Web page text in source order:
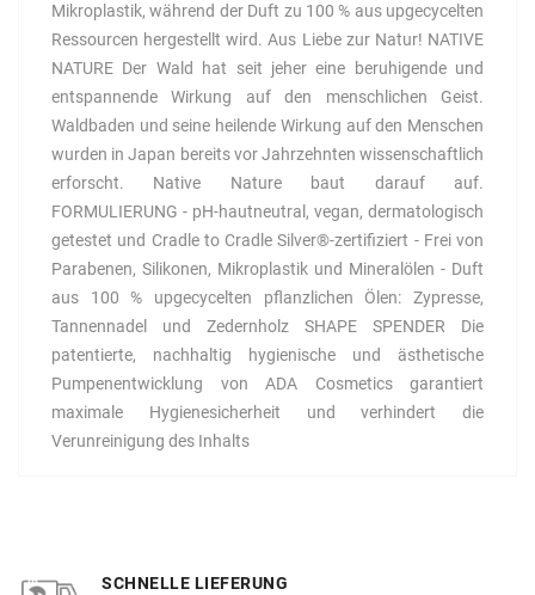
Mikroplastik, während der Duft zu 100 % aus upgecycelten
Ressourcen hergestellt wird. Aus Liebe zur Natur! NATIVE
NATURE Der Wald hat seit jeher eine beruhigende und
entspannende Wirkung auf den menschlichen Geist.
Waldbaden und seine heilende Wirkung auf den Menschen
wurden in Japan bereits vor Jahrzehnten wissenschaftlich
erforscht. Native Nature baut darauf auf.
FORMULIERUNG - pH-hautneutral, vegan, dermatologisch
getestet und Cradle to Cradle Silver®-zertifiziert - Frei von
Parabenen, Silikonen, Mikroplastik und Mineralölen - Duft
aus 100 % upgecycelten pflanzlichen Ölen: Zypresse,
Tannennadel und Zedernholz SHAPE SPENDER Die
patentierte, nachhaltig hygienische und ästhetische
Pumpenentwicklung von ADA Cosmetics garantiert
maximale Hygienesicherheit und verhindert die
Verunreinigung des Inhalts
SCHNELLE LIEFERUNG